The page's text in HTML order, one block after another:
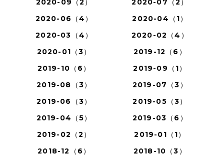
2020-09（2）
2020-07（2）
2020-06（4）
2020-04（1）
2020-03（4）
2020-02（4）
2020-01（3）
2019-12（6）
2019-10（6）
2019-09（1）
2019-08（3）
2019-07（3）
2019-06（3）
2019-05（3）
2019-04（5）
2019-03（6）
2019-02（2）
2019-01（1）
2018-12（6）
2018-10（3）